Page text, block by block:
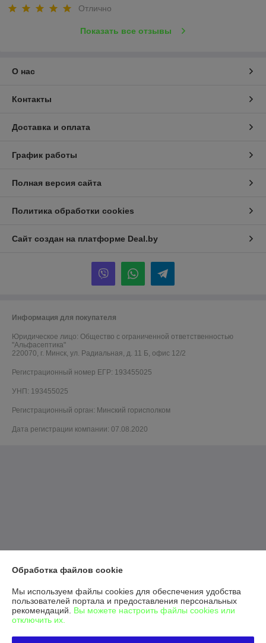
Отлично
Показать все отзывы
О нас
Контакты
Доставка и оплата
График работы
Полная версия сайта
Политика обработки cookies
Сайт создан на платформе Deal.by
Информация для покупателя
Юридическое лицо: Общество с ограниченной ответственностью
"Альфасептика"
220070, г. Минск, ул. Радиальная, д. 11 Б, офис 12/2
Регистрационный номер ЕГР: 193455025
УНП: 193455025
Регистрационный орган: Минский горисполком
Дата регистрации компании: 07.08.2020
Обработка файлов cookie
Мы используем файлы cookies для обеспечения удобства
пользователей портала и предоставления персональных
рекомендаций. Вы можете настроить файлы cookies или
отключить их.